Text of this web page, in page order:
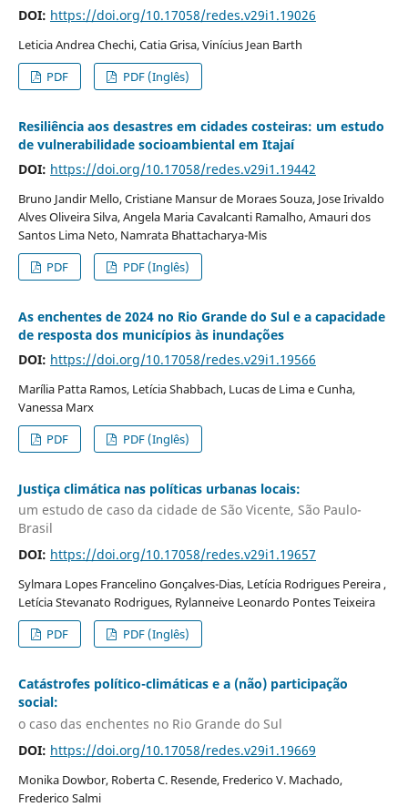
DOI: https://doi.org/10.17058/redes.v29i1.19026
Leticia Andrea Chechi, Catia Grisa, Vinícius Jean Barth
PDF
PDF (Inglês)
Resiliência aos desastres em cidades costeiras: um estudo
de vulnerabilidade socioambiental em Itajaí
DOI: https://doi.org/10.17058/redes.v29i1.19442
Bruno Jandir Mello, Cristiane Mansur de Moraes Souza, Jose Irivaldo
Alves Oliveira Silva, Angela Maria Cavalcanti Ramalho, Amauri dos
Santos Lima Neto, Namrata Bhattacharya-Mis
PDF
PDF (Inglês)
As enchentes de 2024 no Rio Grande do Sul e a capacidade
de resposta dos municípios às inundações
DOI: https://doi.org/10.17058/redes.v29i1.19566
Marília Patta Ramos, Letícia Shabbach, Lucas de Lima e Cunha,
Vanessa Marx
PDF
PDF (Inglês)
Justiça climática nas políticas urbanas locais:
um estudo de caso da cidade de São Vicente, São Paulo-
Brasil
DOI: https://doi.org/10.17058/redes.v29i1.19657
Sylmara Lopes Francelino Gonçalves-Dias, Letícia Rodrigues Pereira ,
Letícia Stevanato Rodrigues, Rylanneive Leonardo Pontes Teixeira
PDF
PDF (Inglês)
Catástrofes político-climáticas e a (não) participação
social:
o caso das enchentes no Rio Grande do Sul
DOI: https://doi.org/10.17058/redes.v29i1.19669
Monika Dowbor, Roberta C. Resende, Frederico V. Machado,
Frederico Salmi